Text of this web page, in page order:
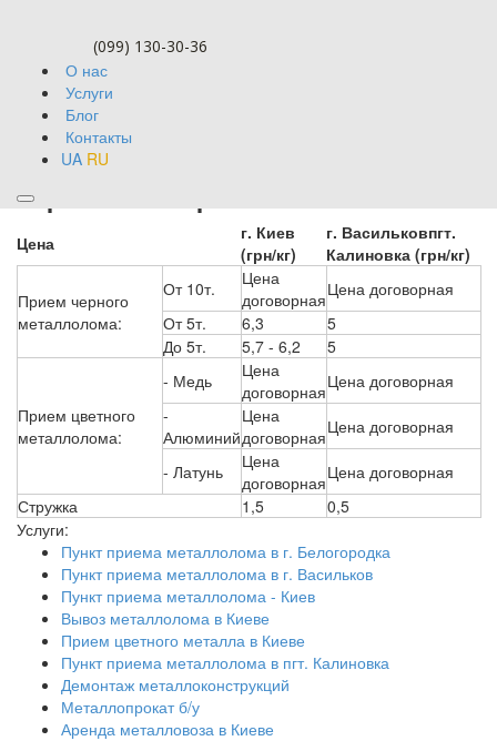
(099) 130-30-36
О нас
Услуги
Блог
Контакты
UA RU
Прием нержавейки
Цена
г. Киев
(грн/кг)
г. Васильковпгт.
Калиновка (грн/кг)
Прием черного
металлолома:
От 10т.
Цена
договорнаяЦена договорная
От 5т.
6,3
5
До 5т.
5,7 - 6,2 5
Прием цветного
металлолома:
- Медь
Цена
договорнаяЦена договорная
-
Алюминий
Цена
договорнаяЦена договорная
- Латунь
Цена
договорнаяЦена договорная
Стружка
1,5
0,5
Услуги:
Пункт приема металлолома в г. Белогородка
Пункт приема металлолома в г. Васильков
Пункт приема металлолома - Киев
Вывоз металлолома в Киеве
Прием цветного металла в Киеве
Пункт приема металлолома в пгт. Калиновка
Демонтаж металлоконструкций
Металлопрокат б/у
Аренда металловоза в Киеве